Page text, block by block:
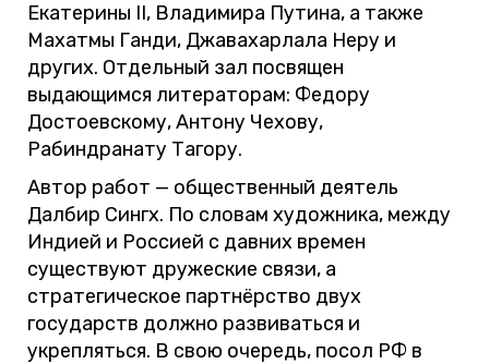
Екатерины II, Владимира Путина, а также
Махатмы Ганди, Джавахарлала Неру и
других. Отдельный зал посвящен
выдающимся литераторам: Федору
Достоевскому, Антону Чехову,
Рабиндранату Тагору.
Автор работ — общественный деятель
Далбир Сингх. По словам художника, между
Индией и Россией с давних времен
существуют дружеские связи, а
стратегическое партнёрство двух
государств должно развиваться и
укрепляться. В свою очередь, посол РФ в